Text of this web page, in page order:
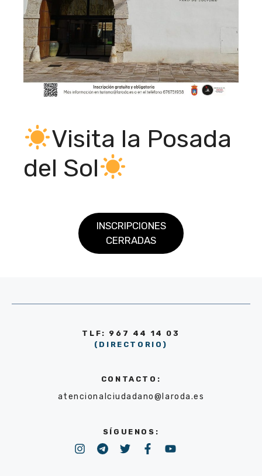
Visita la Posada
del Sol
INSCRIPCIONES
CERRADAS
TLF: 967 44 14 03
(DIRECTORIO)
CONTACTO:
atencionalciudadano@laroda.es
SÍGUENOS: